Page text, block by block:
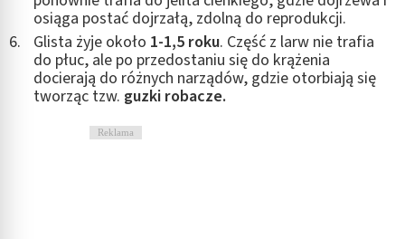
osiąga postać dojrzałą, zdolną do reprodukcji.
Glista żyje około 1-1,5 roku. Część z larw nie trafia
do płuc, ale po przedostaniu się do krążenia
docierają do różnych narządów, gdzie otorbiają się
tworząc tzw. guzki robacze.
Reklama